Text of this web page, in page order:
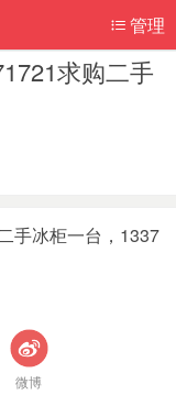
管理
求购二手
手冰柜一台，1337
微博